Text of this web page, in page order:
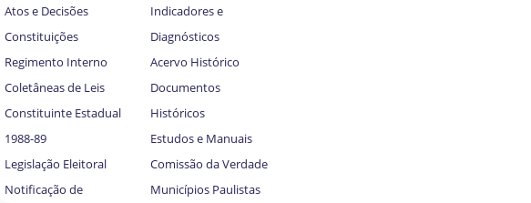
Atos e Decisões
Constituições
Regimento Interno
Coletâneas de Leis
Constituinte Estadual
1988-89
Legislação Eleitoral
Notificação de
Indicadores e
Diagnósticos
Acervo Histórico
Documentos
Históricos
Estudos e Manuais
Comissão da Verdade
Municípios Paulistas